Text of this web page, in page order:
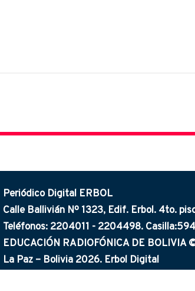
Periódico Digital ERBOL
Calle Ballivián Nº 1323, Edif. Erbol. 4to.
Teléfonos: 2204011 - 2204498.
EDUCACIÓN RADIOFÓNICA DE BOLIVIA
La Paz – Bolivia 2026. Erbol Digital